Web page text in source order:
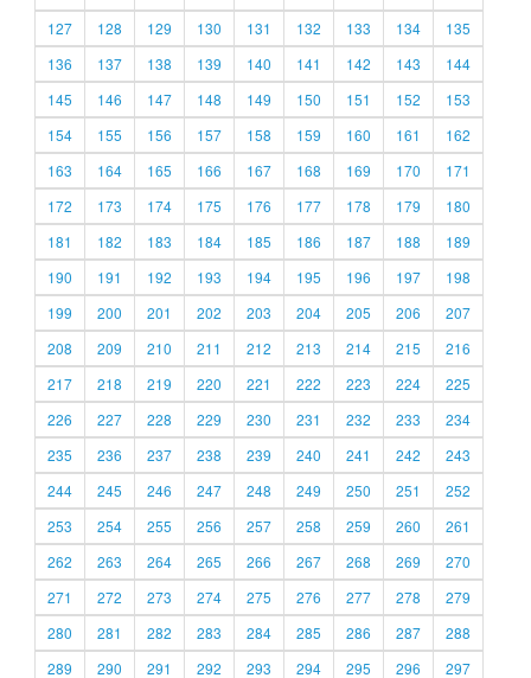
127
128 129 130 131 132 133 134
135
136
137 138 139 140 141 142 143
144
145
146 147 148 149 150 151 152
153
154
155 156 157 158 159 160 161
162
163
164 165 166 167 168 169 170
171
172
173 174 175 176 177 178 179
180
181
182 183 184 185 186 187 188
189
190
191 192 193 194 195 196 197
198
199
200 201 202 203 204 205 206
207
208
209 210 211 212 213 214 215
216
217
218 219 220 221 222 223 224
225
226
227 228 229 230 231 232 233
234
235
236 237 238 239 240 241 242
243
244
245 246 247 248 249 250 251
252
253
254 255 256 257 258 259 260
261
262
263 264 265 266 267 268 269
270
271
272 273 274 275 276 277 278
279
280
281 282 283 284 285 286 287
288
289
290 291 292 293 294 295 296 297